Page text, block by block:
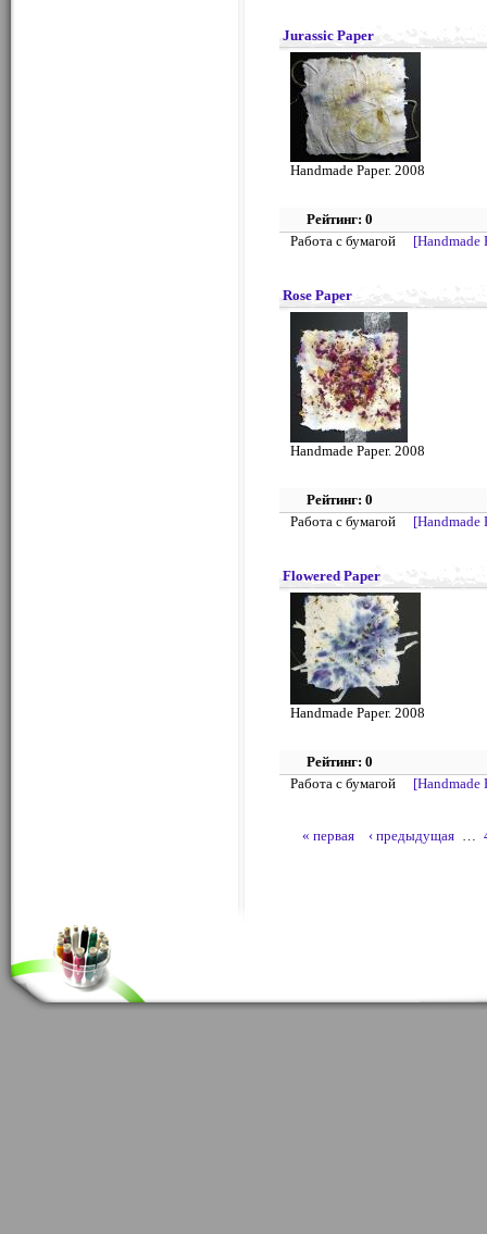
Jurassic Paper
Handmade Paper. 2008
Рейтинг: 0
Работа с бумагой
[Handmade
Rose Paper
Handmade Paper. 2008
Рейтинг: 0
Работа с бумагой
[Handmade
Flowered Paper
Handmade Paper. 2008
Рейтинг: 0
Работа с бумагой
[Handmade
« первая ‹ предыдущая …